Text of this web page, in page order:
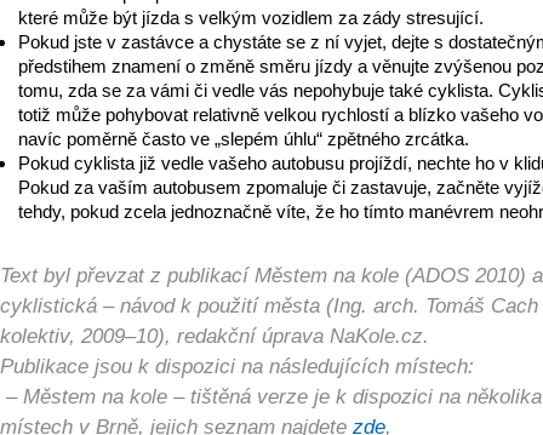
které může být jízda s velkým vozidlem za zády stresující.
Pokud jste v zastávce a chystáte se z ní vyjet, dejte s
předstihem znamení o změně směru jízdy a věnujte zvýšenou
tomu, zda se za vámi či vedle vás nepohybuje také cyklista.
totiž může pohybovat relativně velkou rychlostí a blízko vašeho
navíc poměrně často ve „slepém úhlu“ zpětného zrcátka.
Pokud cyklista již vedle vašeho autobusu projíždí, nechte ho v
Pokud za vaším autobusem zpomaluje či zastavuje, začněte
tehdy, pokud zcela jednoznačně víte, že ho tímto manévrem
Text byl převzat z publikací Městem na kole (ADOS 2010)
cyklistická – návod k použití města (Ing. arch. Tomáš Cach
kolektiv, 2009–10), redakční úprava NaKole.cz.
Publikace jsou k dispozici na následujících místech:
– Městem na kole – tištěná verze je k dispozici na několika
místech v Brně, jejich seznam najdete zde,